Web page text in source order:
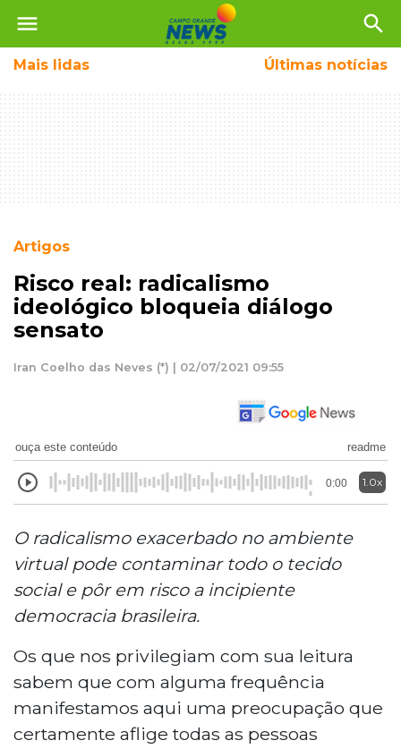
menu search
Mais lidas Últimas notícias
Artigos
Risco real: radicalismo
ideológico bloqueia diálogo
sensato
Iran Coelho das Neves (*) | 02/07/2021 09:55
ouça este conteúdo readme
0:00 1.0x
O radicalismo exacerbado no ambiente
virtual pode contaminar todo o tecido
social e pôr em risco a incipiente
democracia brasileira.
Os que nos privilegiam com sua leitura
sabem que com alguma frequência
manifestamos aqui uma preocupação que
certamente aflige todas as pessoas